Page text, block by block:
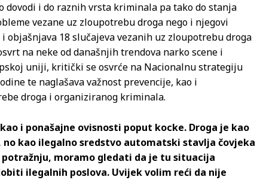
i do raznih vrsta kriminala pa tako do stanja
vezane uz zloupotrebu droga nego i njegovi
18 slučajeva vezanih uz zloupotrebu droga
na neke od današnjih trendova narko scene i
uniji, kritički se osvrće na Nacionalnu strategiju
te naglašava važnost prevencije, kao i
droga i organiziranog kriminala.
i ponašajne ovisnosti poput kocke. Droga je kao
kao ilegalno sredstvo automatski stavlja čovjeka
moramo gledati da je tu situacija
ilegalnih poslova. Uvijek volim reći da nije